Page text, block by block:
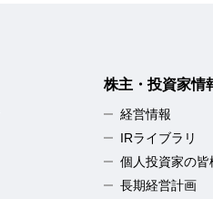
株主・投資家情
経営情報
IRライブラリ
個人投資家の皆
長期経営計画